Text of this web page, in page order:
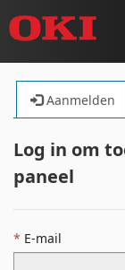
Aanmelden
Log in om
paneel
E-mail